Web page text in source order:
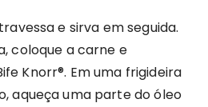
e sirva em seguida.
coloque a carne e
Knorr®. Em uma frigideira
aqueça uma parte do óleo